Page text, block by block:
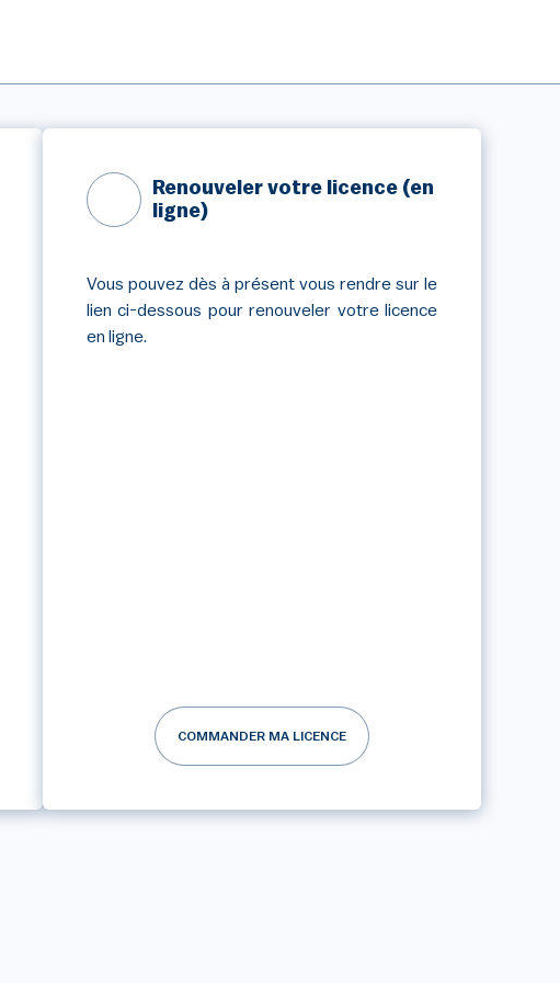
Renouveler votre licence (en
ligne)
Vous pouvez dès à présent vous rendre sur le
lien ci-dessous pour renouveler votre licence
en ligne.
COMMANDER MA LICENCE